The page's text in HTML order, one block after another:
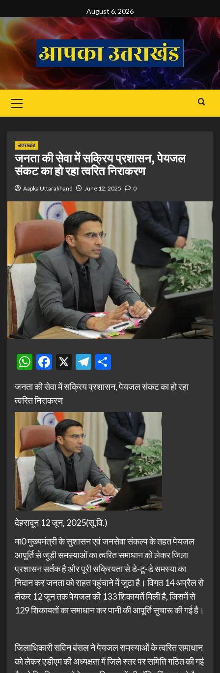
to
content
August 6, 2026
Menu
उत्तराखंड
जनता की सेवा में सक्रिय प्रशासन, पेयजल
संकट का हो रहा त्वरित निराकरण
Aapka Uttarakhand June 12, 2025 0
WhatsApp
Facebook
X Telegram
जनता की सेवा में सक्रिय प्रशासन, पेयजल संकट का हो रहा
त्वरित निराकरण
देहरादून 12 जून, 2025(सू.वि.)
मा0 मुख्यमंत्री के सुशासन एवं जनसेवा संकल्प के तहत पेयजल
आपूर्ति से जुड़ी समस्याओं का त्वरित समाधान को लेकर जिला
प्रशासन सर्तक है और पूरी सक्रियता से डे-टू-डे समस्या का
निदान कर जनता को राहत पहुंचाने में जुटा है। विगत 14 अप्रैल से
लेकर 12 जून तक पेयजल की 133 शिकायतें मिली है, जिसमें से
129 शिकायतों का समाधान कर पानी की आपूर्ति सुचारू की गई है।
जिलाधिकारी सविन बंसल ने पेयजल समस्याओं के त्वरित समाधान
को लेकर एडीएम की अध्यक्षता में जिले स्तर पर समिति गठित की गई